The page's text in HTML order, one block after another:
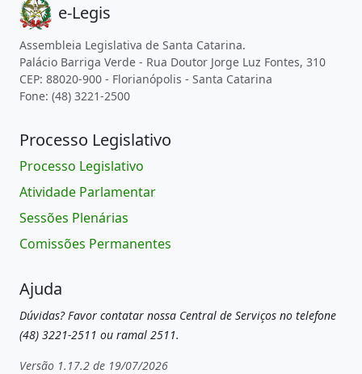
e-Legis
Assembleia Legislativa de Santa Catarina.
Palácio Barriga Verde - Rua Doutor Jorge Luz Fontes, 310
CEP: 88020-900 - Florianópolis - Santa Catarina
Fone: (48) 3221-2500
Processo Legislativo
Processo Legislativo
Atividade Parlamentar
Sessões Plenárias
Comissões Permanentes
Ajuda
Dúvidas? Favor contatar nossa Central de Serviços no telefone
(48) 3221-2511 ou ramal 2511.
Versão 1.17.2 de 19/07/2026